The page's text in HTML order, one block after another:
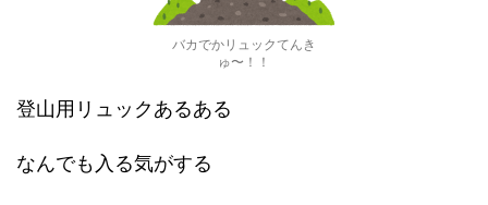
バカでかリュックてんき
ゅ〜！！
登山用リュックあるある
なんでも入る気がする